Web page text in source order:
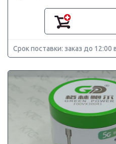
Срок поставки: заказ до 12:00